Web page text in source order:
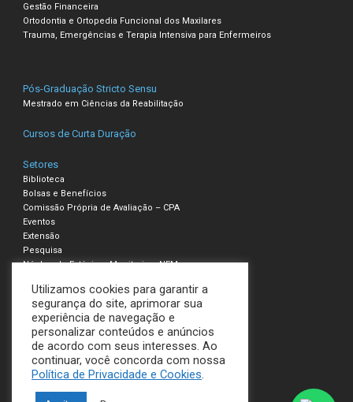
Gestão Financeira
Ortodontia e Ortopedia Funcional dos Maxilares
Trauma, Emergências e Terapia Intensiva para Enfermeiros
Pós-Graduação Stricto Sensu
Mestrado em Ciências da Reabilitação
Cursos de Curta Duração
Setores
Biblioteca
Bolsas e Benefícios
Comissão Própria de Avaliação – CPA
Eventos
Extensão
Pesquisa
Núcleo de Estágio e Monitoria – NEM
Compliance – Ouvidoria
Política de Privacidade e Cookies
Termos de Uso
UNILAVRAS
Utilizamos cookies para garantir a
segurança do site, aprimorar sua
experiência de navegação e
personalizar conteúdos e anúncios
de acordo com seus interesses. Ao
continuar, você concorda com nossa
Política de Privacidade e Cookies.